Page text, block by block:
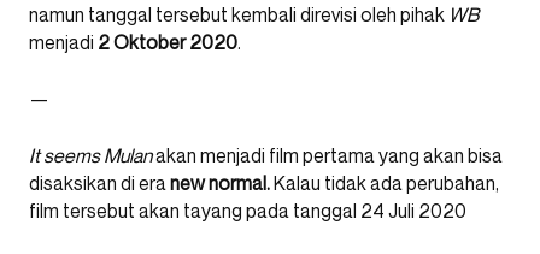
namun tanggal tersebut kembali direvisi oleh pihak WB
menjadi 2 Oktober 2020.
—
It seems Mulanakan menjadi film pertama yang akan bisa
disaksikan di eranew normal.Kalau tidak ada perubahan,
film tersebut akan tayang pada tanggal 24 Juli 2020